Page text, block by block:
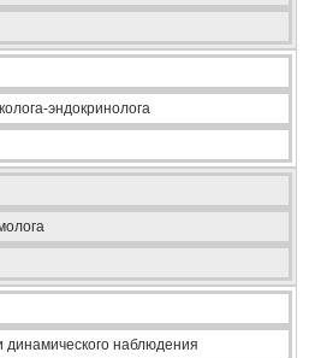
эндокринолога
наблюдения